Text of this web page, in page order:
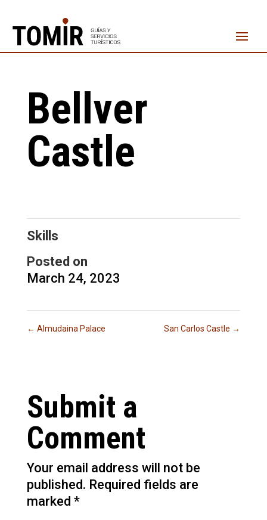
Bellver
Castle
Skills
Posted on
March 24, 2023
← Almudaina Palace San Carlos Castle →
Submit a
Comment
Your email address will not be
published. Required fields are
marked *